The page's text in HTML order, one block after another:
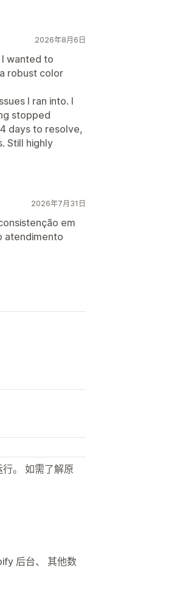
2026年8月6日
wanted to
robust color
I ran into. I
stopped
days to resolve,
Still highly
2026年7月31日
em
atendimento
。 如需了解原
后台、 其他数